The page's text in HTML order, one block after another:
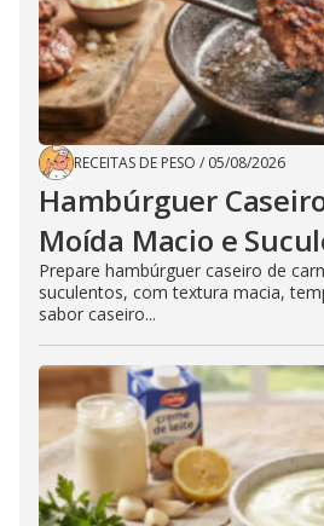
RECEITAS DE PESO / 05/08/2026
Hambúrguer
Moída Macio e
Prepare hambúrguer caseiro de
suculentos, com textura macia,
sabor caseiro...